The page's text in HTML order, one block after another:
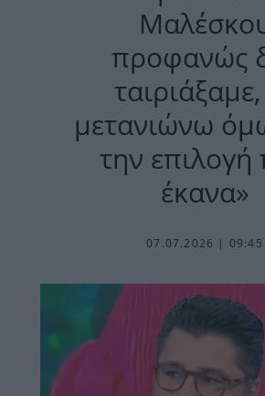
προφανώς
μετανιώνω
την
έκανα»
07.07.2026 | 09:45